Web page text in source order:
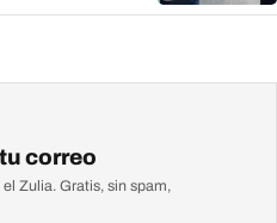
correo
Zulia. Gratis, sin spam,